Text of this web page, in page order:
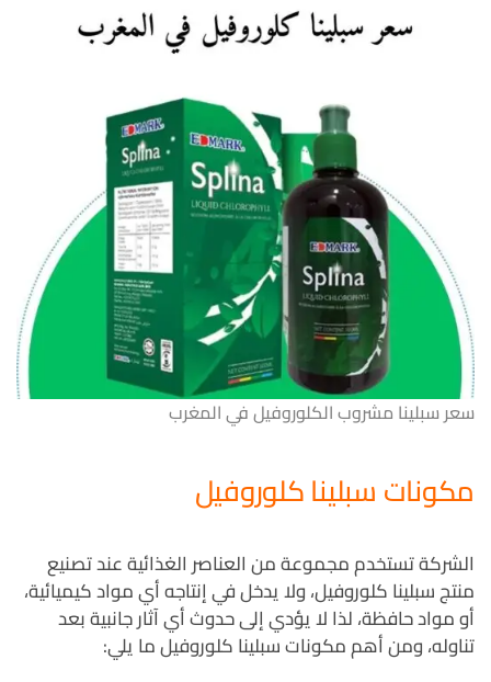
سعر سبلينا مشروب الكلوروفيل في المغرب
مكونات سبلينا كلوروفيل
الشركة تستخدم مجموعة من العناصر الغذائية عند تصنيع
منتج سبلينا كلوروفيل، ولا يدخل في إنتاجه أي مواد كيميائية،
أو مواد حافظة، لذا لا يؤدي إلى حدوث أي آثار جانبية بعد
تناوله، ومن أهم مكونات سبلينا كلوروفيل ما يلي: